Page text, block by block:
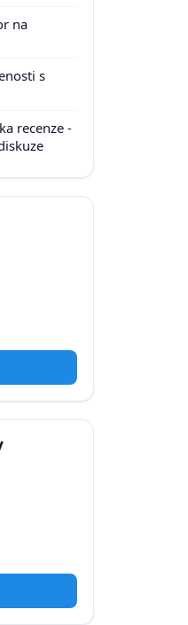
na
s
recenze -